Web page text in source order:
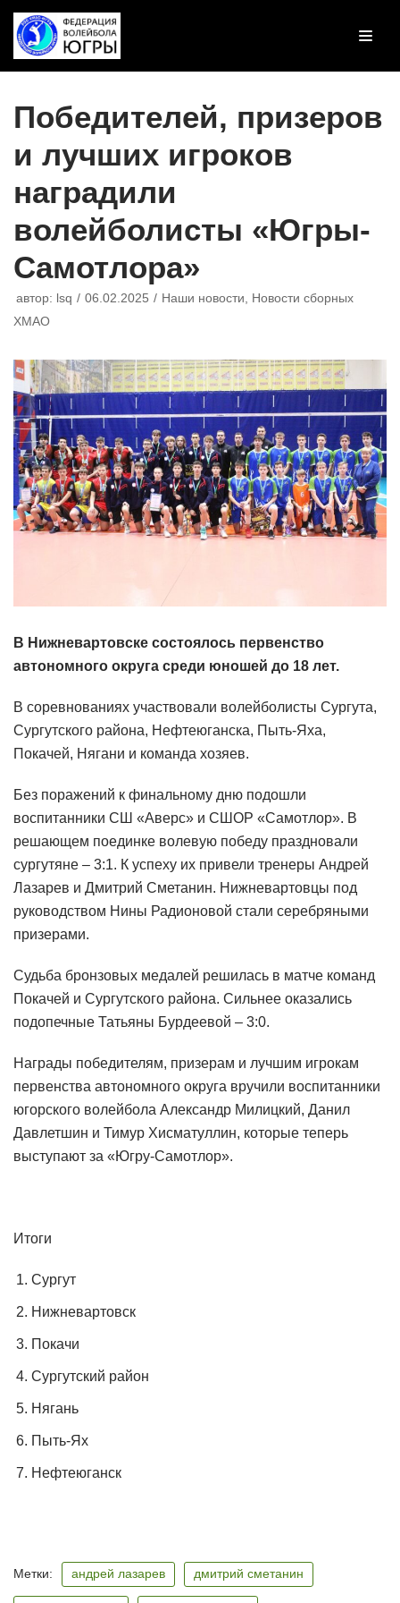
Перейти
к
Победителей, призеров
и лучших игроков
наградили
волейболисты «Югры-
Самотлора»
автор: lsq 06.02.2025 Наши новости
Новости сборных
ХМАО
В Нижневартовске состоялось первенство
автономного округа среди юношей до 18 лет.
В соревнованиях участвовали волейболисты Сургута,
Сургутского района, Нефтеюганска, Пыть-Яха,
Покачей, Нягани и команда хозяев.
Без поражений к финальному дню подошли
воспитанники СШ «Аверс» и СШОР «Самотлор». В
решающем поединке волевую победу праздновали
сургутяне – 3:1. К успеху их привели тренеры Андрей
Лазарев и Дмитрий Сметанин. Нижневартовцы под
руководством Нины Радионовой стали серебряными
призерами.
Судьба бронзовых медалей решилась в матче команд
Покачей и Сургутского района. Сильнее оказались
подопечные Татьяны Бурдеевой – 3:0.
Награды победителям, призерам и лучшим игрокам
первенства автономного округа вручили воспитанники
югорского волейбола Александр Милицкий, Данил
Давлетшин и Тимур Хисматуллин, которые теперь
выступают за «Югру-Самотлор».
Итоги
Сургут
Нижневартовск
Покачи
Сургутский район
Нягань
Пыть-Ях
Нефтеюганск
Метки: андрей лазарев дмитрий сметанин